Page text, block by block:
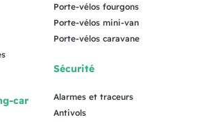
car
Porte-vélos fourgons
Porte-vélos mini-van
Porte-vélos caravane
Sécurité
Alarmes et traceurs
Antivols